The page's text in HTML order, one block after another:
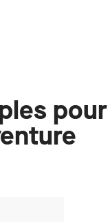
pour